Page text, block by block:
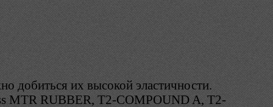
добиться их высокой эластичности.
MTR RUBBER, T2-COMPOUND A, T2-